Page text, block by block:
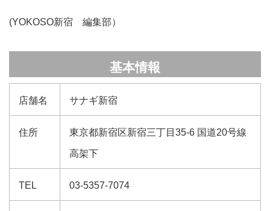
(YOKOSO新宿 編集部）
基本情報
店舗名 サナギ新宿
住所 東京都新宿区新宿三丁目35-6 国道20号線
高架下
TEL 03-5357-7074